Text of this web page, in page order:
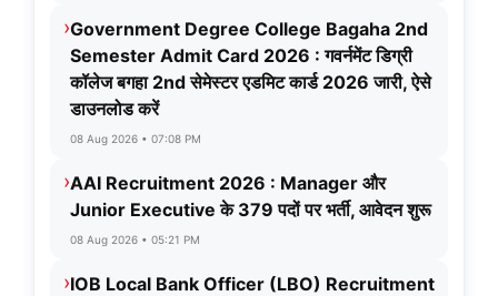
›Government Degree College Bagaha 2nd
Semester Admit Card 2026 : गवर्नमेंट डिग्री
कॉलेज बगहा 2nd सेमेस्टर एडमिट कार्ड 2026 जारी, ऐसे
डाउनलोड करें
08 Aug 2026 • 07:08 PM
›AAI Recruitment 2026 : Manager और
Junior Executive के 379 पदों पर भर्ती, आवेदन शुरू
08 Aug 2026 • 05:21 PM
›IOB Local Bank Officer (LBO) Recruitment